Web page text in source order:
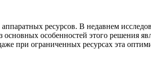
ресурсов. В недавнем
особенностей этого решения
при ограниченных ресурсах эта